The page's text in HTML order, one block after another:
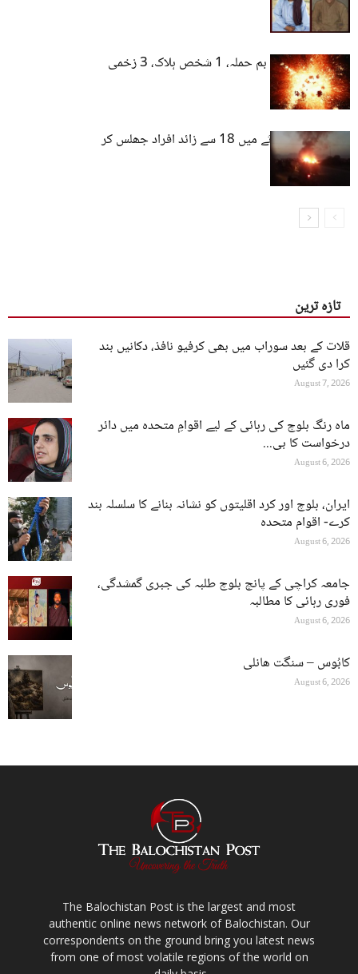
گوادر میں دستی بم حملہ، 1 شخص ہلاک، 3 زخمی
حب: ٹریفک حادثے میں 18 سے زائد افراد جھلس کر
جانبحق
تازہ ترین
قلات کے بعد سوراب میں بھی کرفیو نافذ، دکانیں بند
کرا دی گئیں
August 7, 2026
ماہ رنگ بلوچ کی رہائی کے لیے اقوامِ متحدہ میں دائر
درخواست کا بی...
August 6, 2026
ایران، بلوچ اور کرد اقلیتوں کو نشانہ بنانے کا سلسلہ بند
کرے- اقوام متحدہ
August 6, 2026
جامعہ کراچی کے پانچ بلوچ طلبہ کی جبری گمشدگی،
فوری رہائی کا مطالبہ
August 6, 2026
کابُوس – سنگت ھانلی
August 6, 2026
The Balochistan Post is the largest and most
authentic online news network of Balochistan. Our
correspondents on the ground bring you latest news
from one of most volatile regions of the world on